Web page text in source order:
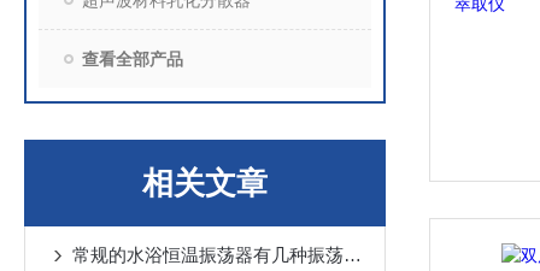
查看全部产品
相关文章
常规的水浴恒温振荡器有几种振荡方式